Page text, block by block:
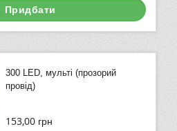
Придбати
300 LED, мульті (прозорий
провід)
153,00 грн